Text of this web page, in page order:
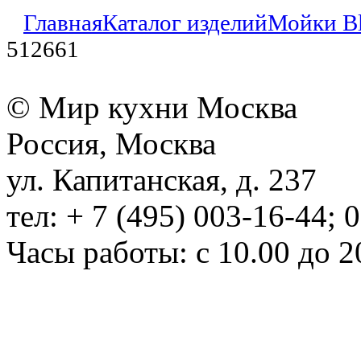
ГлавнаяКаталог изделийМойки
512661
© Мир кухни Москва
Россия, Москва
ул. Капитанская, д. 237
тел: + 7 (495) 003-16-44;
Часы работы: с 10.00 до